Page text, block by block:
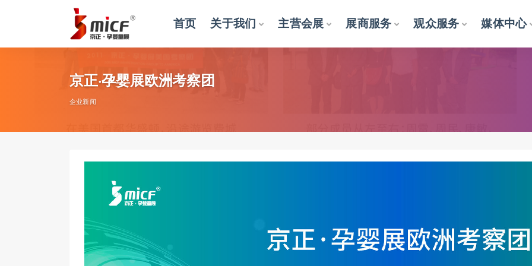
首页 关于我们 主营会展 展商服务 观众服务 媒体中心
京正·孕婴展欧洲考察团
企业新闻
全部